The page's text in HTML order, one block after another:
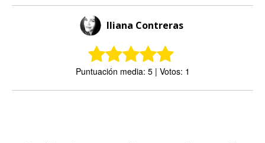
Iliana Contreras
Puntuación media: 5 | Votos: 1